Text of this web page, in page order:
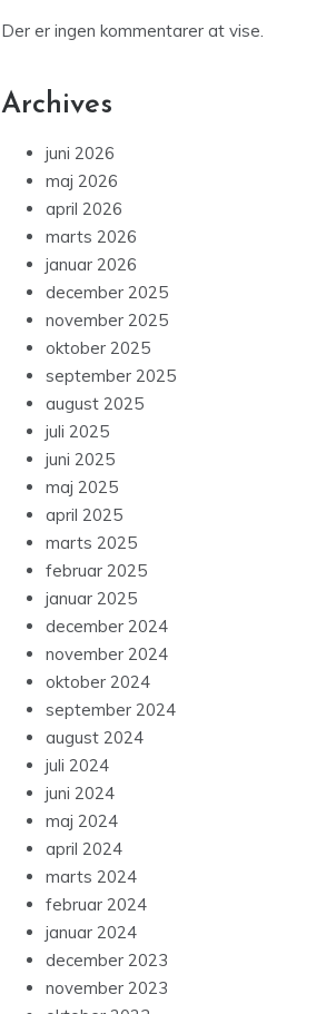
Der er ingen kommentarer at vise.
Archives
juni 2026
maj 2026
april 2026
marts 2026
januar 2026
december 2025
november 2025
oktober 2025
september 2025
august 2025
juli 2025
juni 2025
maj 2025
april 2025
marts 2025
februar 2025
januar 2025
december 2024
november 2024
oktober 2024
september 2024
august 2024
juli 2024
juni 2024
maj 2024
april 2024
marts 2024
februar 2024
januar 2024
december 2023
november 2023